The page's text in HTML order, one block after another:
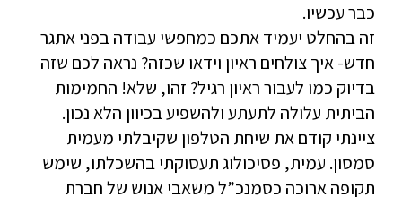
כבר עכשיו.
זה בהחלט יעמיד אתכם כמחפשי עבודה בפני אתגר
חדש- איך צולחים ראיון וידאו שכזה? נראה לכם שזה
בדיוק כמו לעבור ראיון רגיל? זהו, שלא! החמימות
הביתית עלולה לתעתע ולהשפיע בכיוון הלא נכון.
ציינתי קודם את שיחת הטלפון שקיבלתי מעמית
סמסון. עמית, פסיכולוג תעסוקתי בהשכלתו, שימש
תקופה ארוכה כסמנכ”ל משאבי אנוש של חברת